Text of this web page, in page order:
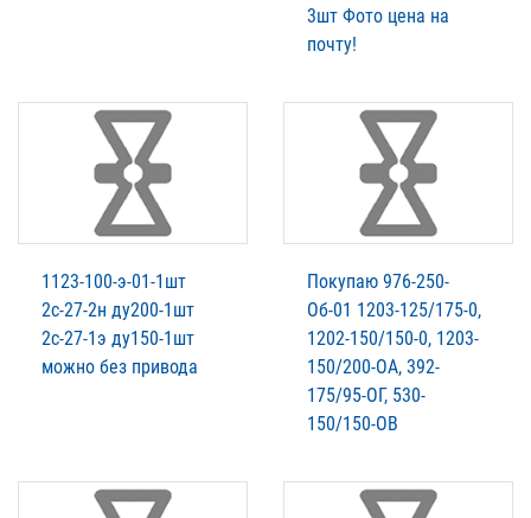
3шт Фото цена на
почту!
1123-100-э-01-1шт
2с-27-2н ду200-1шт
2с-27-1э ду150-1шт
можно без привода
Покупаю 976-250-
Об-01 1203-125/175-0,
1202-150/150-0, 1203-
150/200-ОА, 392-
175/95-ОГ, 530-
150/150-ОВ